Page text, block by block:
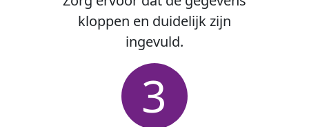
kloppen en duidelijk zijn
ingevuld.
3